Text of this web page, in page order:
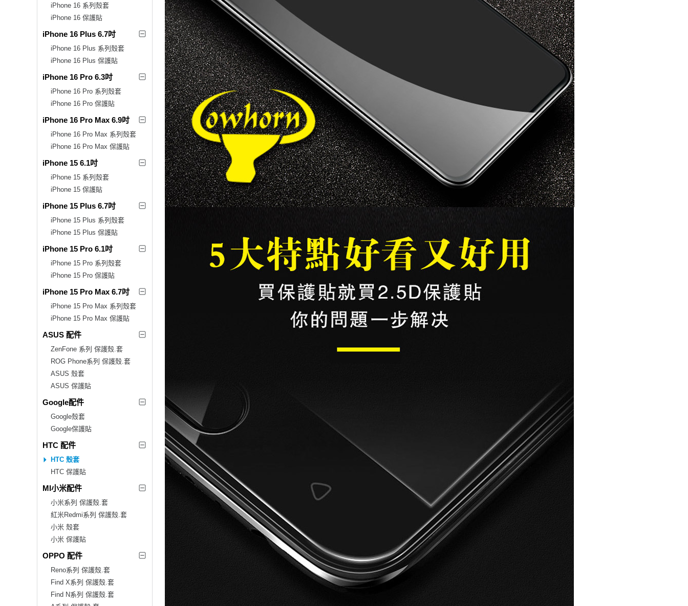
iPhone 16 系列殼套
iPhone 16 保護貼
iPhone 16 Plus 6.7吋
iPhone 16 Plus 系列殼套
iPhone 16 Plus 保護貼
iPhone 16 Pro 6.3吋
iPhone 16 Pro 系列殼套
iPhone 16 Pro 保護貼
iPhone 16 Pro Max 6.9吋
iPhone 16 Pro Max 系列殼套
iPhone 16 Pro Max 保護貼
iPhone 15 6.1吋
iPhone 15 系列殼套
iPhone 15 保護貼
iPhone 15 Plus 6.7吋
iPhone 15 Plus 系列殼套
iPhone 15 Plus 保護貼
iPhone 15 Pro 6.1吋
iPhone 15 Pro 系列殼套
iPhone 15 Pro 保護貼
iPhone 15 Pro Max 6.7吋
iPhone 15 Pro Max 系列殼套
iPhone 15 Pro Max 保護貼
ASUS 配件
ZenFone 系列 保護殼.套
ROG Phone系列 保護殼.套
ASUS 殼套
ASUS 保護貼
Google配件
Google殼套
Google保護貼
HTC 配件
HTC 殼套
HTC 保護貼
MI小米配件
小米系列 保護殼.套
紅米Redmi系列 保護殼.套
小米 殼套
小米 保護貼
OPPO 配件
Reno系列 保護殼.套
Find X系列 保護殼.套
Find N系列 保護殼.套